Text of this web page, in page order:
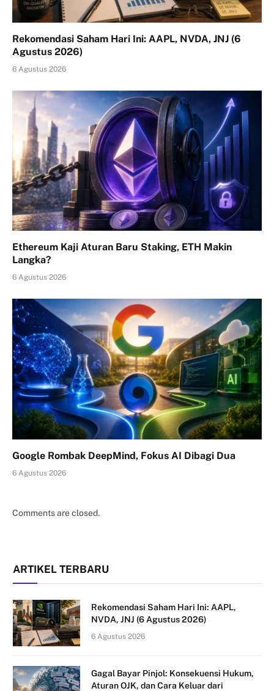
Rekomendasi Saham Hari Ini: AAPL, NVDA, JNJ (6
Agustus 2026)
6 Agustus 2026
Ethereum Kaji Aturan Baru Staking, ETH Makin
Langka?
6 Agustus 2026
Google Rombak DeepMind, Fokus AI Dibagi Dua
6 Agustus 2026
Comments are closed.
ARTIKEL TERBARU
Rekomendasi Saham Hari Ini: AAPL,
NVDA, JNJ (6 Agustus 2026)
6 Agustus 2026
Gagal Bayar Pinjol: Konsekuensi Hukum,
Aturan OJK, dan Cara Keluar dari